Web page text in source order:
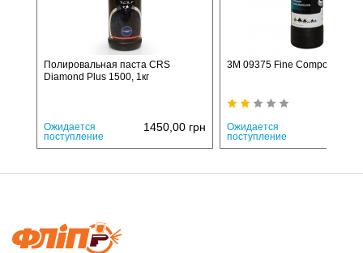
Полировальная паста CRS
Diamond Plus 1500, 1кг
Ожидается
поступление
1450,00 грн
3M 09375 Fine Compound
Ожидается
поступление